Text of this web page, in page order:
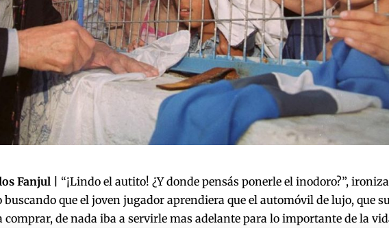
Fanjul |
“¡Lindo el autito! ¿Y donde pensás ponerle el inodoro?”,
buscando que el joven jugador aprendiera que el automóvil de lujo, que
comprar, de nada iba a servirle mas adelante para lo importante de la